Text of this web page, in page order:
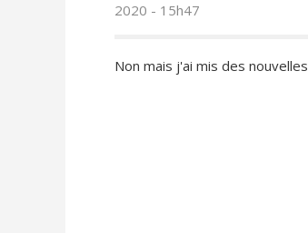
2020 - 15h47
Non mais j'ai mis des nouvelles